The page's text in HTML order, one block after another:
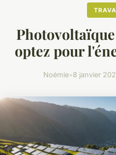
optez pour
Noémie•8 janvier